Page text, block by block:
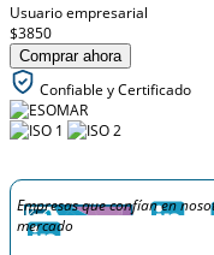
Usuario empresarial
$3850
Comprar ahora
Confiable y Certificado
Empresas que confían en
mercado